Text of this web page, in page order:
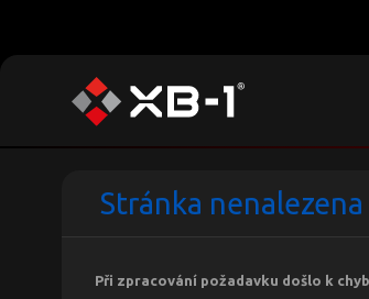
Stránka nenalezena
Při zpracování požadavku došlo k